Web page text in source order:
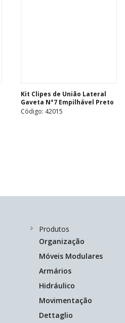
Kit Clipes de União Lateral
Gaveta N°7 Empilhável Preto
Código: 42015
Produtos
Organização
Móveis Modulares
Armários
Hidráulico
Movimentação
Dettaglio